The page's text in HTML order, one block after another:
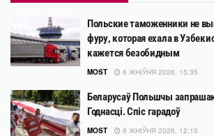
Польские таможенники не
фуру, которая ехала в
кажется безобидным
MOST 6 ЖНІЎНЯ 2026, 15:35
Беларусаў Польшчы
Годнасці. Спіс гарадоў
MOST 6 ЖНІЎНЯ 2026, 12:10